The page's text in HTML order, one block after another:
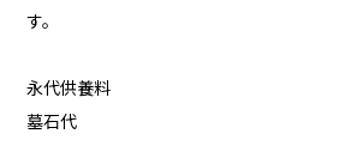
す。
永代供養料
墓石代